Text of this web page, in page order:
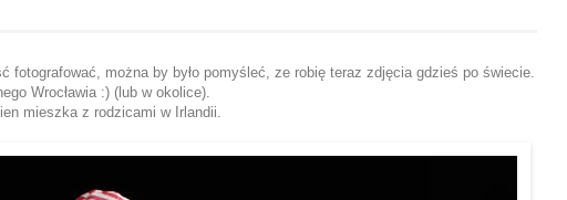
fotografować, można by było pomyśleć, ze robię teraz zdjęcia gdzieś po świecie.
Wrocławia :) (lub w okolice).
mieszka z rodzicami w Irlandii.